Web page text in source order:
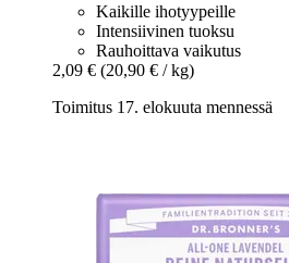
Kaikille ihotyypeille
Intensiivinen tuoksu
Rauhoittava vaikutus
2,09 € (20,90 € / kg)
Toimitus 17. elokuuta mennessä